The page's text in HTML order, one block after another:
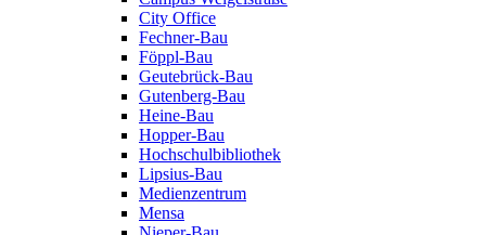
City Office
Fechner-Bau
Föppl-Bau
Geutebrück-Bau
Gutenberg-Bau
Heine-Bau
Hopper-Bau
Hochschulbibliothek
Lipsius-Bau
Medienzentrum
Mensa